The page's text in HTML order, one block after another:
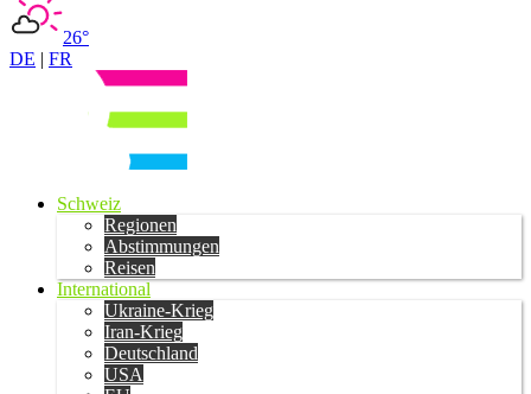
26°
DE | FR
Schweiz
Regionen
Abstimmungen
Reisen
International
Ukraine-Krieg
Iran-Krieg
Deutschland
USA